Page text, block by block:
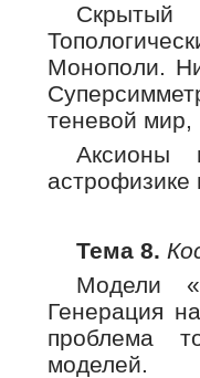
Монополи.
теневой
Аксионы
астрофизике
Тема 8.
Модели
Генерация
проблема
моделей.